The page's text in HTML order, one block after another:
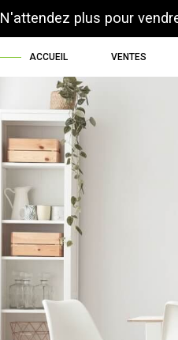
N'attendez plus pour
ACCUEIL VENTES
Louer
à l'année
de l'immo pro